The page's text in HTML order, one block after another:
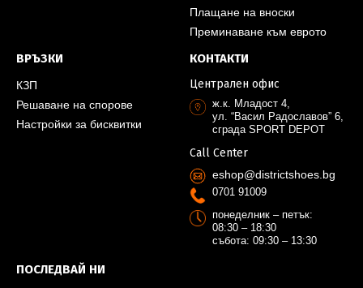
Плащане на вноски
Преминаване към еврото
ВРЪЗКИ
КЗП
Решаване на спорове
Настройки за бисквитки
ПОСЛЕДВАЙ НИ
КОНТАКТИ
Централен офис
ж.к. Младост 4,
ул. “Васил Радославов” 6,
сграда SPORT DEPOT
Call Center
eshop@districtshoes.bg
0701 91009
понеделник – петък:
08:30 – 18:30
събота: 09:30 – 13:30